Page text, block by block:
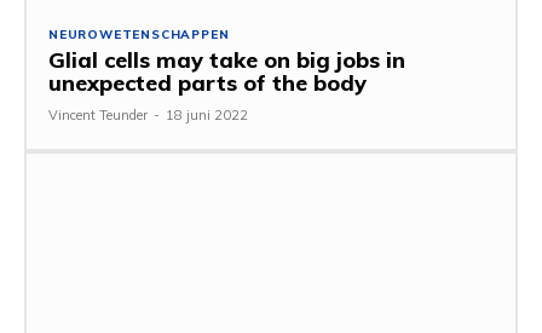
NEUROWETENSCHAPPEN
Glial cells may take on big jobs in
unexpected parts of the body
Vincent Teunder - 18 juni 2022